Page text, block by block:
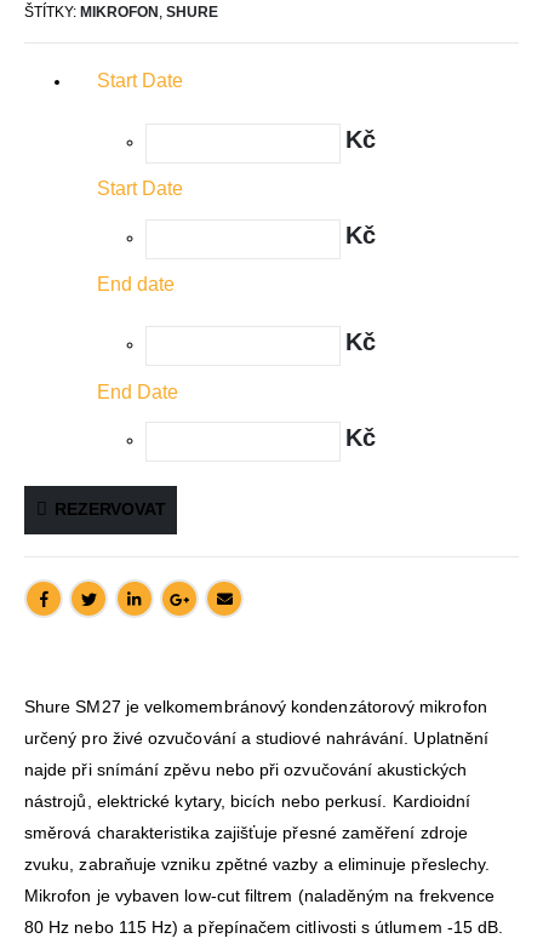
ŠTÍTKY: MIKROFON , SHURE
Start Date
Kč
Start Date
Kč
End date
Kč
End Date
Kč
REZERVOVAT
Shure SM27 je velkomembránový kondenzátorový mikrofon
určený pro živé ozvučování a studiové nahrávání. Uplatnění
najde při snímání zpěvu nebo při ozvučování akustických
nástrojů, elektrické kytary, bicích nebo perkusí. Kardioidní
směrová charakteristika zajišťuje přesné zaměření zdroje
zvuku, zabraňuje vzniku zpětné vazby a eliminuje přeslechy.
Mikrofon je vybaven low-cut filtrem (naladěným na frekvence
80 Hz nebo 115 Hz) a přepínačem citlivosti s útlumem -15 dB.